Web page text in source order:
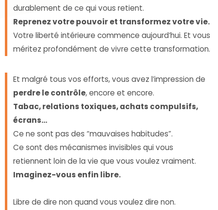
Et malgré tous vos efforts, vous avez l’impression de
perdre le contrôle, encore et encore.
Tabac, relations toxiques, achats compulsifs,
écrans…
Ce ne sont pas des “mauvaises habitudes”.
Ce sont des mécanismes invisibles qui vous
retiennent loin de la vie que vous voulez vraiment.
Imaginez-vous enfin libre.
Libre de dire non quand vous voulez dire non.
durablement de ce qui vous retient.
Reprenez votre pouvoir et transformez votre vie.
Votre liberté intérieure commence aujourd’hui. Et vous
méritez profondément de vivre cette transformation.